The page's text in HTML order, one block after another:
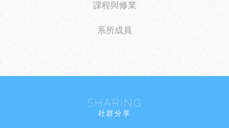
課程與修業
系所成員
SHARING
社群分享